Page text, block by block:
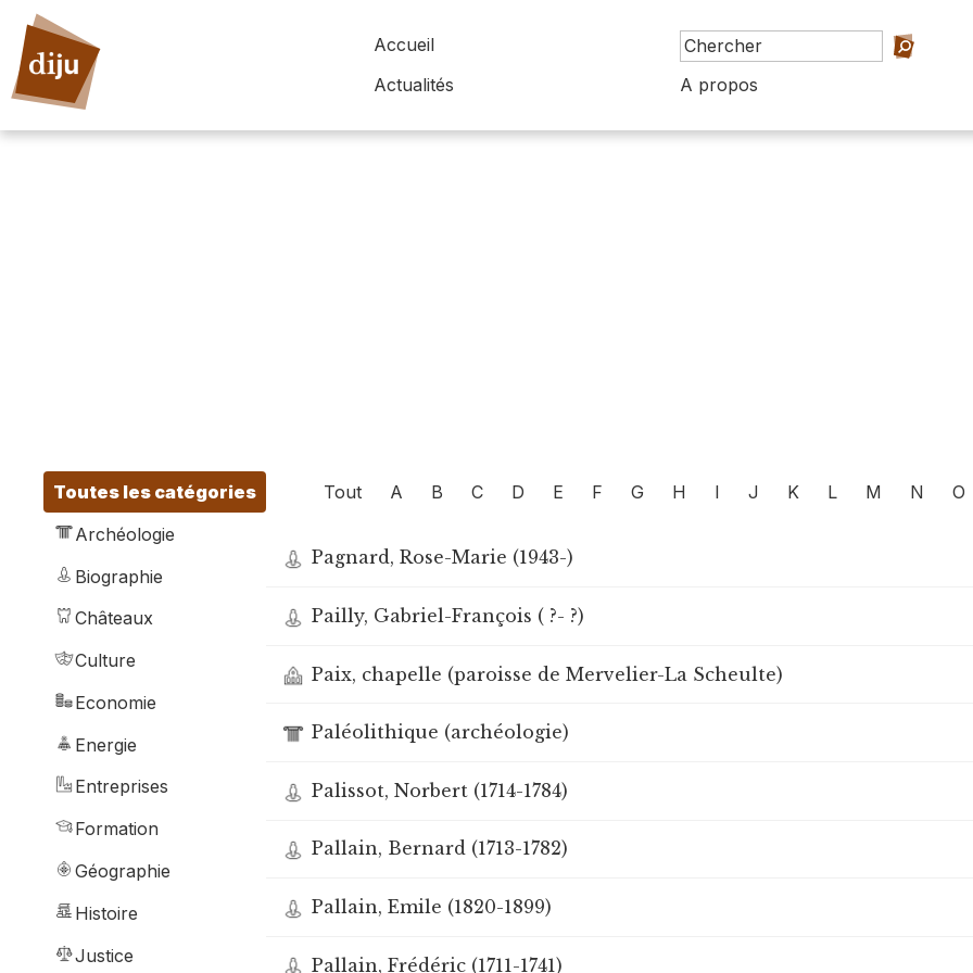
Accueil
Actualités
A propos
Toutes les catégories
Archéologie
Biographie
Châteaux
Culture
Economie
Energie
Entreprises
Formation
Géographie
Histoire
Justice
Tout A B C D E F G H I J K L M N O
Pagnard, Rose-Marie (1943-)
Pailly, Gabriel-François ( ?- ?)
Paix, chapelle (paroisse de Mervelier-La Scheulte)
Paléolithique (archéologie)
Palissot, Norbert (1714-1784)
Pallain, Bernard (1713-1782)
Pallain, Emile (1820-1899)
Pallain, Frédéric (1711-1741)